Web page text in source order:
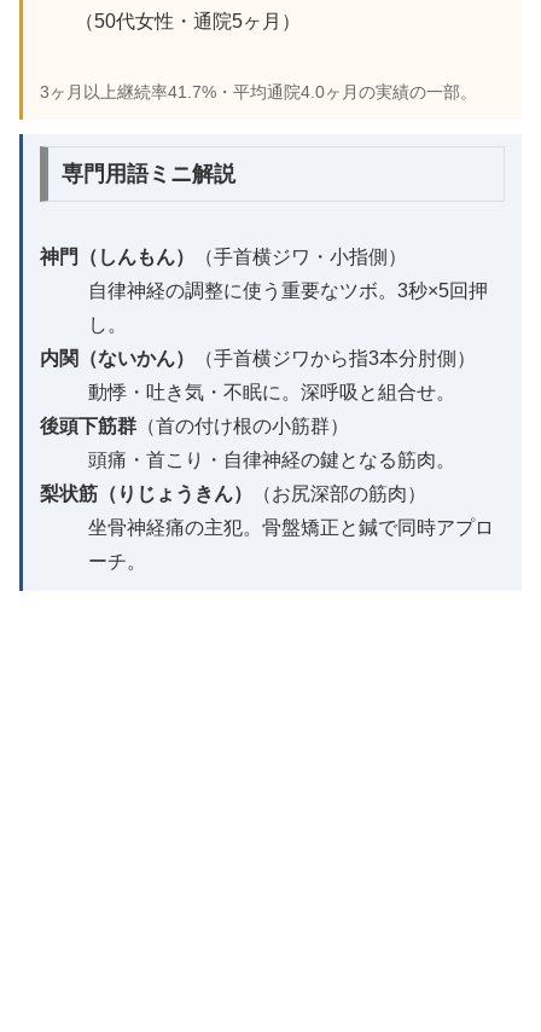
（50代女性・通院5ヶ月）
3ヶ月以上継続率41.7%・平均通院4.0ヶ月の実績の一部。
専門用語ミニ解説
神門（しんもん）
（手首横ジワ・小指側）
自律神経の調整に使う重要なツボ。3秒×5回押
し。
内関（ないかん）
（手首横ジワから指3本分肘側）
動悸・吐き気・不眠に。深呼吸と組合せ。
後頭下筋群 （首の付け根の小筋群）
頭痛・首こり・自律神経の鍵となる筋肉。
梨状筋（りじょうきん）
（お尻深部の筋肉）
坐骨神経痛の主犯。骨盤矯正と鍼で同時アプロ
ーチ。